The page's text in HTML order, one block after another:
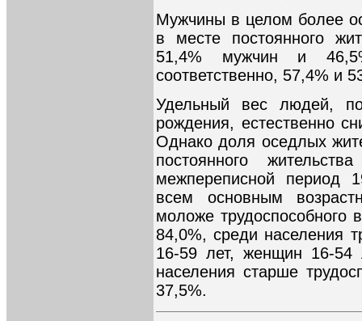
Мужчины в целом более
в месте постоянного
51,4% мужчин и
соответственно, 57,4% и
Удельный вес людей,
рождения, естественно
Однако доля оседлых
постоянного
межпереписной период
всем основным
моложе трудоспособного
84,0%, среди населения
16-59 лет, женщин 16-
населения старше
37,5%.